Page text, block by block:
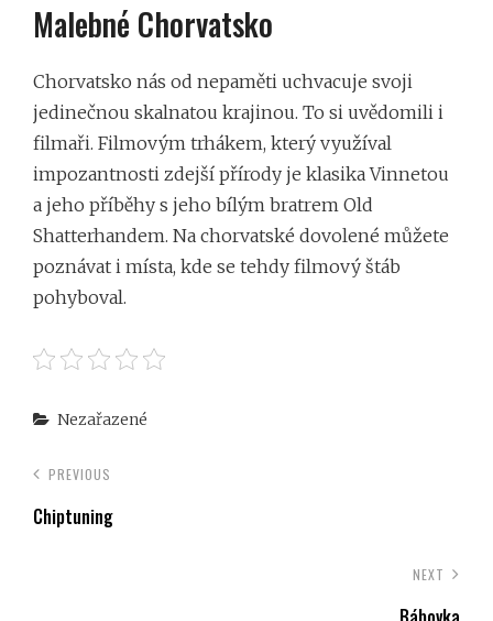
Malebné Chorvatsko
Chorvatsko nás od nepaměti uchvacuje svoji
jedinečnou skalnatou krajinou. To si uvědomili i
filmaři. Filmovým trhákem, který využíval
impozantnosti zdejší přírody je klasika Vinnetou
a jeho příběhy s jeho bílým bratrem Old
Shatterhandem. Na chorvatské dovolené můžete
poznávat i místa, kde se tehdy filmový štáb
pohyboval.
Categories
Nezařazené
PREVIOUS
Chiptuning
NEXT